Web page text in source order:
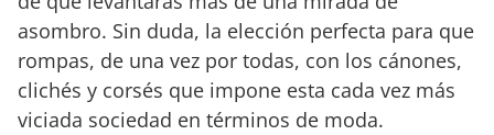
asombro. Sin duda, la elección perfecta para que
rompas, de una vez por todas, con los cánones,
clichés y corsés que impone esta cada vez más
viciada sociedad en términos de moda.